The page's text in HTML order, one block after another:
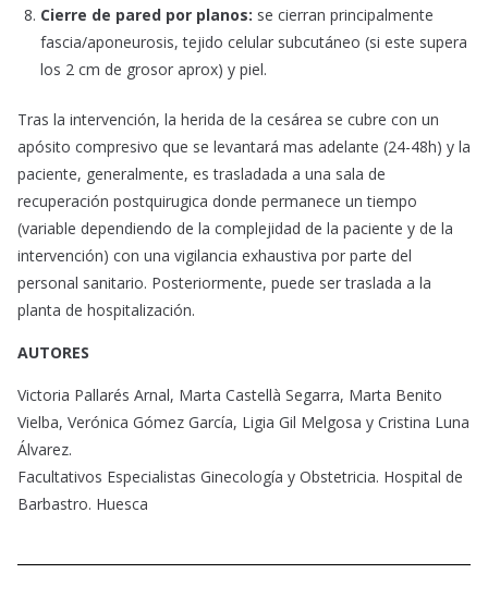
Cierre de pared por planos: se cierran principalmente
fascia/aponeurosis, tejido celular subcutáneo (si este supera
los 2 cm de grosor aprox) y piel.
Tras la intervención, la herida de la cesárea se cubre con un
apósito compresivo que se levantará mas adelante (24-48h) y la
paciente, generalmente, es trasladada a una sala de
recuperación postquirugica donde permanece un tiempo
(variable dependiendo de la complejidad de la paciente y de la
intervención) con una vigilancia exhaustiva por parte del
personal sanitario. Posteriormente, puede ser traslada a la
planta de hospitalización.
AUTORES
Victoria Pallarés Arnal, Marta Castellà Segarra, Marta Benito
Vielba, Verónica Gómez García, Ligia Gil Melgosa y Cristina Luna
Álvarez.
Facultativos Especialistas Ginecología y Obstetricia. Hospital de
Barbastro. Huesca